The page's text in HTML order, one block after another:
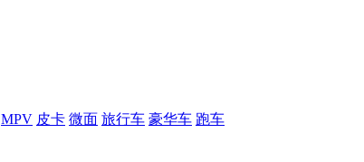
MPV 皮卡 微面 旅行车 豪华车 跑车